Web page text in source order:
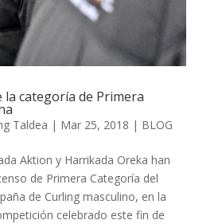
categoría de Primera
Taldea | Mar 25, 2018 | BLOG
Aktion y Harrikada Oreka han
de Primera Categoría del
de Curling masculino, en la
celebrado este fin de